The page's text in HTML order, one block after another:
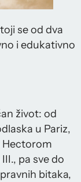
se od dva
i edukativno
život: od
u Pariz,
Hectorom
pa sve do
bitaka,